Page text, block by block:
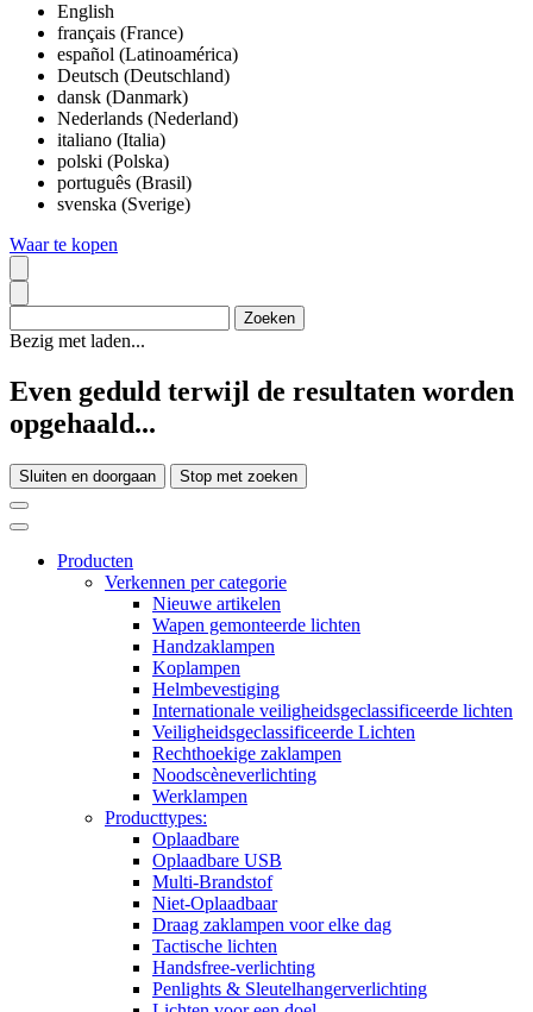
English
français (France)
español (Latinoamérica)
Deutsch (Deutschland)
dansk (Danmark)
Nederlands (Nederland)
italiano (Italia)
polski (Polska)
português (Brasil)
svenska (Sverige)
Waar te kopen
Bezig met laden...
Even geduld terwijl de resultaten worden
opgehaald...
Sluiten en doorgaan Stop met zoeken
Producten
Verkennen per categorie
Nieuwe artikelen
Wapen gemonteerde lichten
Handzaklampen
Koplampen
Helmbevestiging
Internationale veiligheidsgeclassificeerde lichten
Veiligheidsgeclassificeerde Lichten
Rechthoekige zaklampen
Noodscèneverlichting
Werklampen
Producttypes:
Oplaadbare
Oplaadbare USB
Multi-Brandstof
Niet-Oplaadbaar
Draag zaklampen voor elke dag
Tactische lichten
Handsfree-verlichting
Penlights & Sleutelhangerverlichting